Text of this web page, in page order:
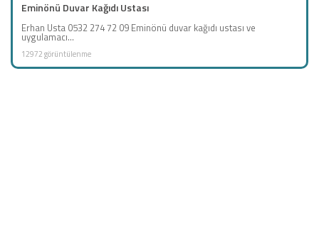
Eminönü Duvar Kağıdı Ustası
Erhan Usta 0532 274 72 09 Eminönü duvar kağıdı ustası ve
uygulamacı...
12972 görüntülenme